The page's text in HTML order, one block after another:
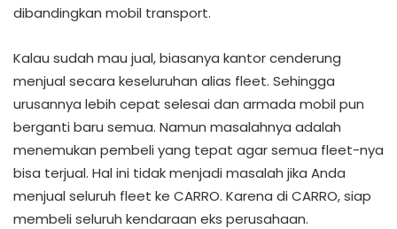
dibandingkan mobil transport.
Kalau sudah mau jual, biasanya kantor cenderung
menjual secara keseluruhan alias fleet. Sehingga
urusannya lebih cepat selesai dan armada mobil pun
berganti baru semua. Namun masalahnya adalah
menemukan pembeli yang tepat agar semua fleet-nya
bisa terjual. Hal ini tidak menjadi masalah jika Anda
menjual seluruh fleet ke CARRO. Karena di CARRO, siap
membeli seluruh kendaraan eks perusahaan.